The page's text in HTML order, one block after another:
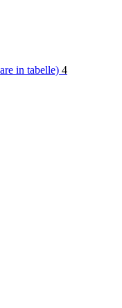
in tabelle) 4